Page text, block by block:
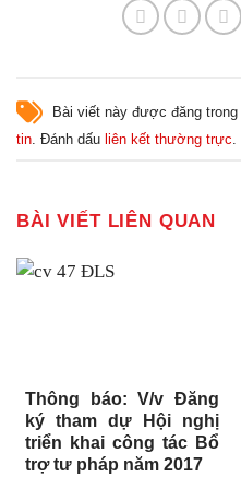
Bài viết này được đăng trong
tin . Đánh dấu liên kết thường trực
BÀI VIẾT LIÊN QUAN
Thông báo: V/v Đăng
ký tham dự Hội nghị
triển khai công tác Bổ
trợ tư pháp năm 2017